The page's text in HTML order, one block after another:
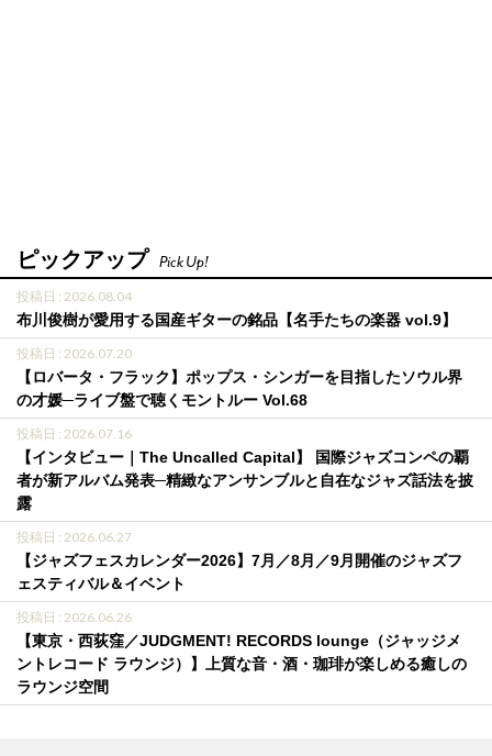
ピックアップ Pick Up!
投稿日 : 2026.08.04
布川俊樹が愛用する国産ギターの銘品【名手たちの楽器 vol.9】
投稿日 : 2026.07.20
【ロバータ・フラック】ポップス・シンガーを目指したソウル界
の才媛─ライブ盤で聴くモントルー Vol.68
投稿日 : 2026.07.16
【インタビュー｜The Uncalled Capital】 国際ジャズコンペの覇
者が新アルバム発表─精緻なアンサンブルと自在なジャズ話法を披
露
投稿日 : 2026.06.27
【ジャズフェスカレンダー2026】7月／8月／9月開催のジャズフ
ェスティバル＆イベント
投稿日 : 2026.06.26
【東京・西荻窪／JUDGMENT! RECORDS lounge（ジャッジメ
ントレコード ラウンジ）】上質な音・酒・珈琲が楽しめる癒しの
ラウンジ空間